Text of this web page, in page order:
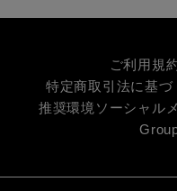
ご利用規
特定商取引法に基づ
推奨環境 ソーシャル